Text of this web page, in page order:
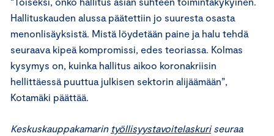
Hallituskauden alussa päätettiin jo suuresta osasta
menonlisäyksistä. Mistä löydetään paine ja halu tehdä
seuraava kipeä kompromissi, edes teoriassa. Kolmas
kysymys on, kuinka hallitus aikoo koronakriisin
hellittäessä puuttua julkisen sektorin alijäämään”,
Kotamäki päättää.
Keskuskauppakamarin työllisyystavoitelaskuriseuraa